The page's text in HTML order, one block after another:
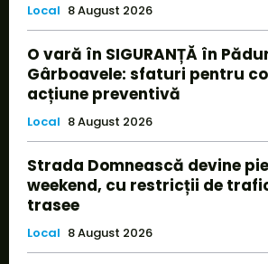
Local 8 August 2026
O vară în SIGURANȚĂ în
Gârboavele: sfaturi pentru
acțiune preventivă
Local 8 August 2026
Strada Domnească devine
weekend, cu restricții de
trasee
Local 8 August 2026